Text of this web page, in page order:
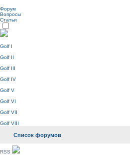
Форум
Вопросы
Статьи
Golf I
Golf II
Golf III
Golf IV
Golf V
Golf VI
Golf VII
Golf VIII
Список форумов
RSS